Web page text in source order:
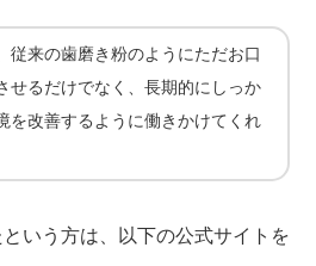
従来の歯磨き粉のようにただお口
せるだけでなく、長期的にしっか
を改善するように働きかけてくれ
いう方は、以下の公式サイトを